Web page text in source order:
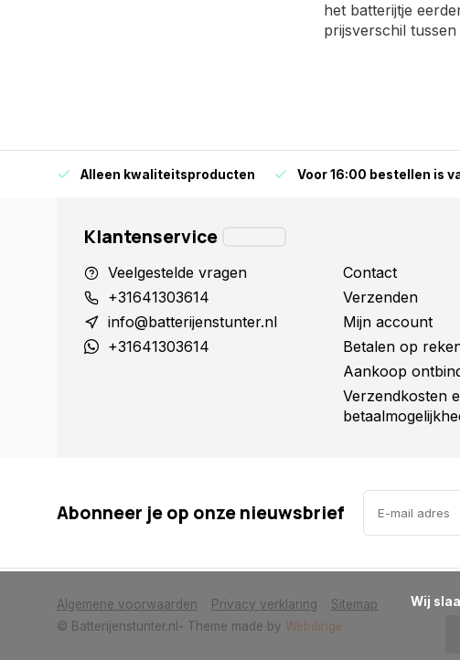
het batterijtje
prijsverschil
Alleen kwaliteitsproducten Voor 16:00 bestellen is
Klantenservice
Veelgestelde vragen
+31641303614
info@batterijenstunter.nl
+31641303614
Contact
Verzenden
Mijn account
Betalen op
Aankoop
Verzendkosten
Abonneer je op onze nieuwsbrief
Algemene voorwaarden Privacy verklaring
Sitemap
© Batterijenstunter.nl - Theme made by Webdinge